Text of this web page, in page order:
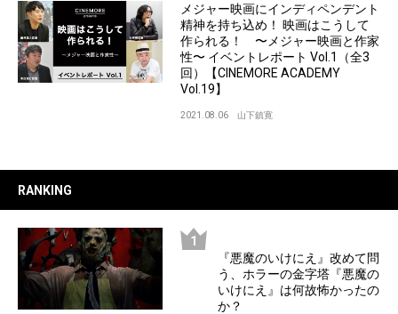
メジャー映画にインディペンデント
精神を持ち込め！ 映画はこうして
作られる！ 〜メジャー映画と作家
性〜 イベントレポート Vol.1（全3
回）【CINEMORE ACADEMY
Vol.19】
2021.08.06 山下鎮寛
RANKING
『悪魔のいけにえ』改めて問
う、ホラーの金字塔『悪魔の
いけにえ』は何故怖かったの
か？